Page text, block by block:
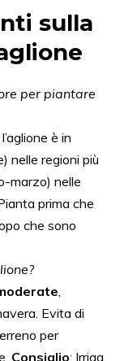
sulla
per piantare
è in
nelle regioni più
marzo) nelle
prima che
che sono
,
Evita di
per
Consiglio: Irriga